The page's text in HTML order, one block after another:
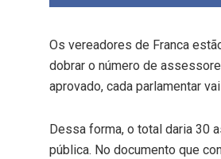
Os vereadores de Franca
dobrar o número de
aprovado, cada parlamentar
Dessa forma, o total daria 30
pública. No documento que